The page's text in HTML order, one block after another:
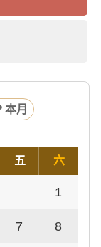
本月
五 六
1
7 8